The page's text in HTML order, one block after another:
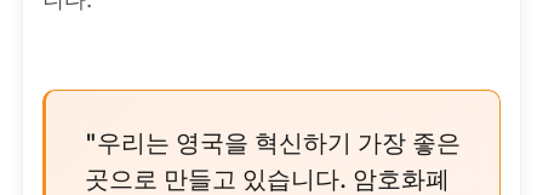
"우리는 영국을 혁신하기 가장 좋은
곳으로 만들고 있습니다. 암호화폐